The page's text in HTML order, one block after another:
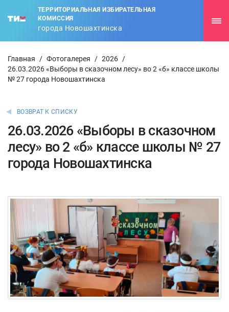
ТЕРРИТОРИАЛЬНАЯ ИЗБИРАТЕЛЬНАЯ
КОМИССИЯ
города Новошахтинска
Главная / Фотогалерея / 2026 /
26.03.2026 «Выборы в сказочном лесу» во 2 «б» классе школы
№ 27 города Новошахтинска
ВОЗВРАТ К СПИСКУ
26.03.2026 «Выборы в сказочном
лесу» во 2 «б» классе школы № 27
города Новошахтинска